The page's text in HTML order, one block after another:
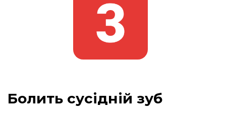
Болить сусідній зуб